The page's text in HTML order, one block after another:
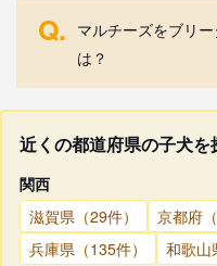
Q. マルチーズをブリ
は？
近くの都道府県の子犬を
関西
滋賀県（29件）
京都府
兵庫県（135件）
和歌山